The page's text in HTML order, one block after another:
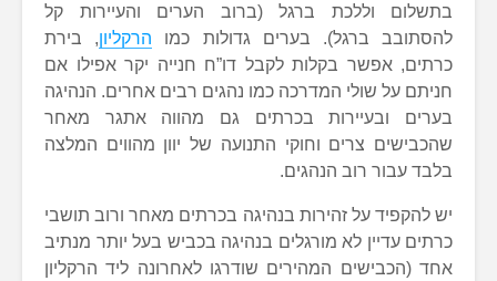
בתשלום וללכת ברגל (ברוב הערים והעיירות קל
להסתובב ברגל). בערים גדולות כמו הרקליון, בירת
כרתים, אפשר בקלות לקבל דו”ח חנייה יקר אפילו אם
חניתם על שולי המדרכה כמו נהגים רבים אחרים. הנהיגה
בערים ובעיירות בכרתים גם מהווה אתגר מאחר
שהכבישים צרים וחוקי התנועה של יוון מהווים המלצה
בלבד עבור רוב הנהגים.
יש להקפיד על זהירות בנהיגה בכרתים מאחר ורוב תושבי
כרתים עדיין לא מורגלים בנהיגה בכביש בעל יותר מנתיב
אחד (הכבישים המהירים שודרגו לאחרונה ליד הרקליון